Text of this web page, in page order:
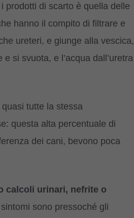
prodotti di scarto è quella delle
hanno il compito di filtrare e
ureteri, e giunge alla vescica,
si svuota, e l’acqua dall’uretra
tutte la stessa
questa alta percentuale di
dei cani, bevono poca
calcoli urinari, nefrite o
sono pressoché gli